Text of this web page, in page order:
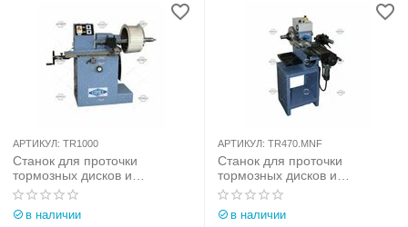
АРТИКУЛ: TR1000
Станок для проточки
тормозных дисков и
барабанов со снятием
Comec (Италия) арт. TR1000
в наличии
АРТИКУЛ: TR470.MNF
Станок для проточки
тормозных дисков и
барабанов легковых
автомобилей со снятием
Comec (Италия) арт.
в наличии